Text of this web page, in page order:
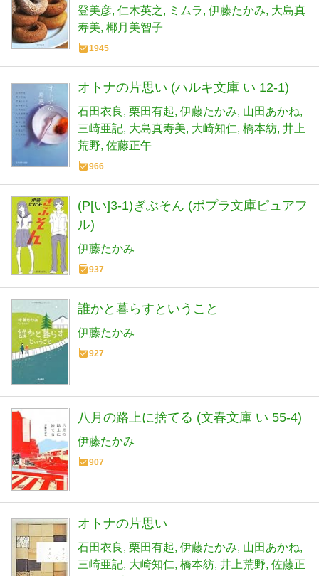
登美彦 仁木英之 ミムラ 伊藤たかみ 大島真
寿美 椰月美智子
1945
オトナの片思い (ハルキ文庫 い 12-1)
石田衣良 栗田有起 伊藤たかみ 山田あかね
三崎亜記 大島真寿美 大崎知仁 橋本紡 井上
荒野 佐藤正午
966
(P[い]3-1)ぎぶそん (ポプラ文庫ピュアフ
ル)
伊藤たかみ
937
誰かと暮らすということ
伊藤たかみ
927
八月の路上に捨てる (文春文庫 い 55-4)
伊藤たかみ
907
オトナの片思い
石田衣良 栗田有起 伊藤たかみ 山田あかね
三崎亜記 大崎知仁 橋本紡 井上荒野 佐藤正